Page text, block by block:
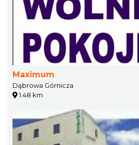
Maximum
Dąbrowa Górnicza
1.48 km